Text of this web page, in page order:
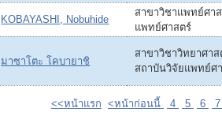
KOBAYASHI, Nobuhide
สาขาวิชาแพทย์ศา
แพทย์ศาสตร์
มาซาโตะ โคบายาชิ
สาขาวิชาวิทยาศา
สถาบันวิจัยแพทย์ศ
<<หน้าแรก <หน้าก่อนนี้ 4 5 6